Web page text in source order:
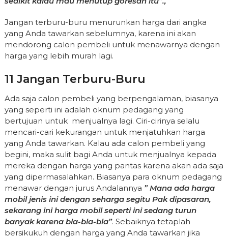
Jangan terburu-buru menurunkan harga dari angka
yang Anda tawarkan sebelumnya, karena ini akan
mendorong calon pembeli untuk menawarnya dengan
harga yang lebih murah lagi.
11 Jangan Terburu-Buru
Ada saja calon pembeli yang berpengalaman, biasanya
yang seperti ini adalah oknum pedagang yang
bertujuan untuk menjualnya lagi. Ciri-cirinya selalu
mencari-cari kekurangan untuk menjatuhkan harga
yang Anda tawarkan. Kalau ada calon pembeli yang
begini, maka sulit bagi Anda untuk menjualnya kepada
mereka dengan harga yang pantas karena akan ada saja
yang dipermasalahkan. Biasanya para oknum pedagang
menawar dengan jurus Andalannya ” Mana ada harga
mobil jenis ini dengan seharga segitu Pak dipasaran,
sekarang ini harga mobil seperti ini sedang turun
banyak karena bla-bla-bla”. Sebaiknya tetaplah
bersikukuh dengan harga yang Anda tawarkan jika